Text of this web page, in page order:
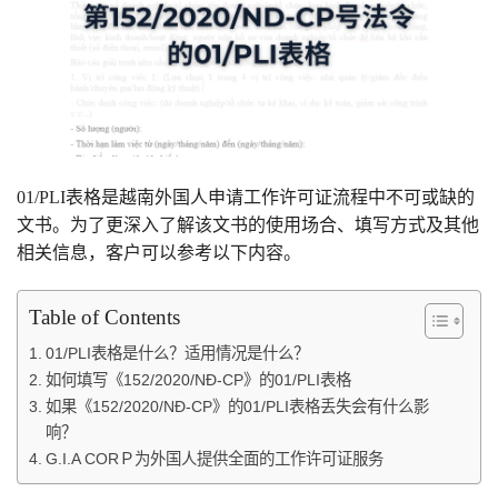
01/PLI表格是越南外国人申请工作许可证流程中不可或缺的
文书。为了更深入了解该文书的使用场合、填写方式及其他
相关信息，客户可以参考以下内容。
Table of Contents
01/PLI表格是什么？适用情况是什么？
如何填写《152/2020/NĐ-CP》的01/PLI表格
如果《152/2020/NĐ-CP》的01/PLI表格丢失会有什么影
响？
G.I.A CORＰ为外国人提供全面的工作许可证服务